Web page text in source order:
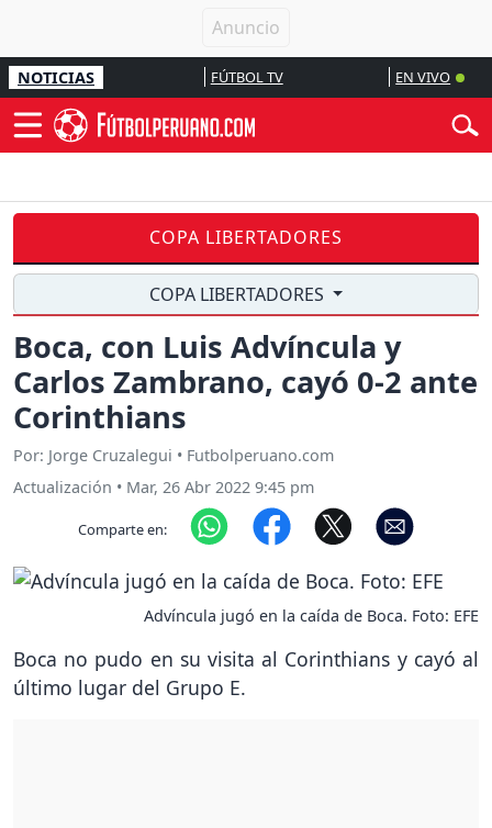
NOTICIAS FÚTBOL TV EN VIVO
COPA LIBERTADORES
COPA LIBERTADORES
Boca, con Luis Advíncula y
Carlos Zambrano, cayó 0-2 ante
Corinthians
Por: Jorge Cruzalegui • Futbolperuano.com
Actualización • Mar, 26 Abr 2022 9:45 pm
Comparte en:
Advíncula jugó en la caída de Boca. Foto: EFE
Boca no pudo en su visita al Corinthians y cayó al
último lugar del Grupo E.